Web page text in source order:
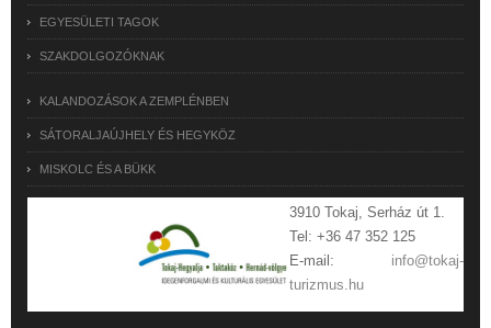
EGYESÜLETI TAGOK
SZAKDOLGOZÓKNAK
KALANDOZÁSOK A ZEMPLÉNBEN
SÁTORALJAÚJHELY ÉS HEGYKÖZ
MISKOLC ÉS A BÜKK
3910 Tokaj, Serház út 1.
Tel: +36 47 352 125
E-mail: info@tokaj-
turizmus.hu